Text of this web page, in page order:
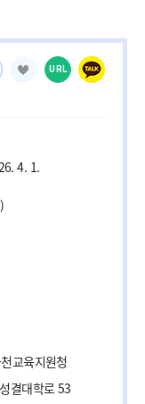
URL
4. 1.
교육지원청
결대학로 53